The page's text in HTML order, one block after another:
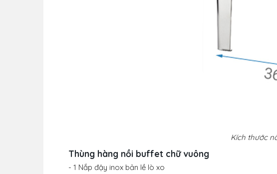
Kích thước
Thùng hàng nồi buffet chữ vuông
- 1 Nắp đậy inox bản lề lò xo